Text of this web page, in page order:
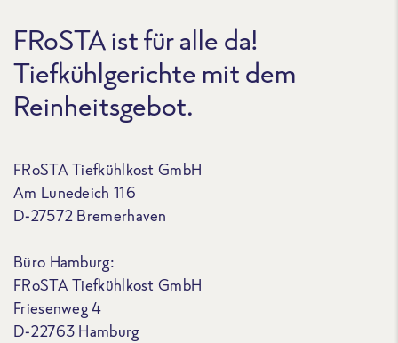
FRoSTA ist für alle da!
Tiefkühlgerichte mit dem
Reinheitsgebot.
FRoSTA Tiefkühlkost GmbH
Am Lunedeich 116
D-27572 Bremerhaven
Büro Hamburg:
FRoSTA Tiefkühlkost GmbH
Friesenweg 4
D-22763 Hamburg